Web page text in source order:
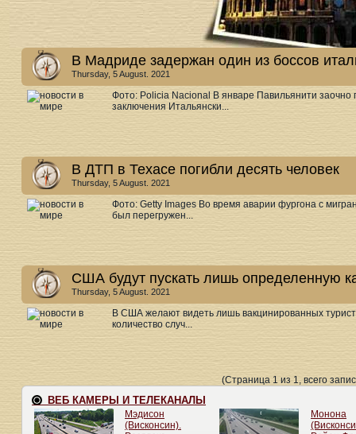
В Мадриде задержан один из боссов
Thursday, 5 August. 2021
Фото: Policia Nacional В январе Павильянити заочно
заключения Итальянски...
В ДТП в Техасе погибли десять человек
Thursday, 5 August. 2021
Фото: Getty Images Во время аварии фургона с
был перегружен...
США будут пускать лишь определенную
Thursday, 5 August. 2021
В США желают видеть лишь вакцинированных
количество случ...
(Страница 1 из 1, всего